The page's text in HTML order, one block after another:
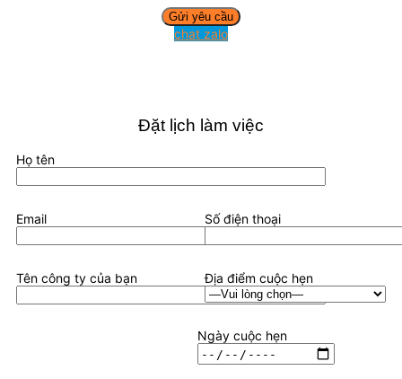
chat zalo
Đặt lịch làm việc
Họ tên
Email Số điện thoại
Tên công ty của bạn Địa điểm cuộc hẹn
Ngày cuộc hẹn